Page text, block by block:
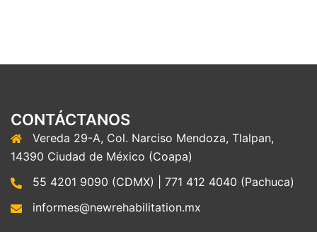
CONTÁCTANOS
Vereda 29-A, Col. Narciso Mendoza, Tlalpan,
14390 Ciudad de México (Coapa)
55 4201 9090 (CDMX) | 771 412 4040 (Pachuca)
informes@newrehabilitation.mx